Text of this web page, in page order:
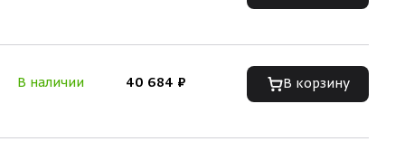
В наличии 40 684 ₽ В корзину